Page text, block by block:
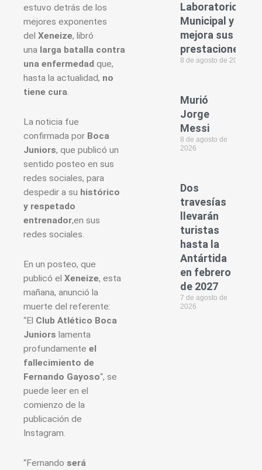
estuvo detrás de los
mejores exponentes
del Xeneize, libró
una larga batalla contra
una enfermedad que,
hasta la actualidad, no
tiene cura.
La noticia fue
confirmada por Boca
Juniors, que publicó un
sentido posteo en sus
redes sociales, para
despedir a su histórico
y respetado
entrenador,en sus
redes sociales.
En un posteo, que
publicó el Xeneize, esta
mañana, anunció la
muerte del referente:
“El Club Atlético Boca
Juniors lamenta
profundamente el
fallecimiento de
Fernando Gayoso“, se
puede leer en el
comienzo de la
publicación de
Instagram.
“Fernando será
Laboratorio
Municipal y
mejora sus
prestaciones
8 de agosto de 2026
Murió
Jorge
Messi
8 de agosto de
2026
Dos
travesías
llevarán
turistas
hasta la
Antártida
en febrero
de 2027
7 de agosto de
2026